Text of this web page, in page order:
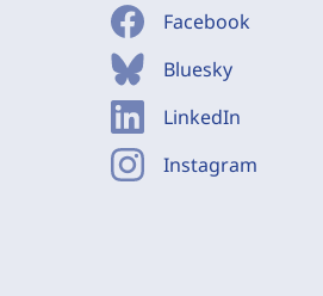
Facebook
Bluesky
LinkedIn
Instagram